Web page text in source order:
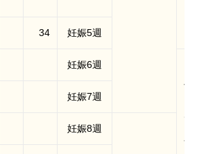
34 妊娠5週
妊娠6週
子
て
妊娠7週
妊娠8週